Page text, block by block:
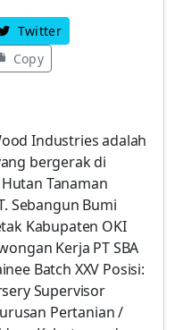
Twitter
Copy
Industries adalah
bergerak di
Tanaman
Sebangun Bumi
Kabupaten OKI
Kerja PT SBA
Batch XXV Posisi:
Supervisor
Pertanian /